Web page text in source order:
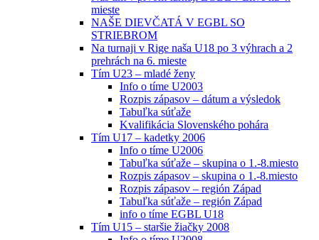
mieste
NAŠE DIEVČATÁ V EGBL SO
STRIEBROM
Na turnaji v Rige naša U18 po 3 výhrach a 2
prehrách na 6. mieste
Tím U23 – mladé ženy
Info o tíme U2003
Rozpis zápasov – dátum a výsledok
Tabuľka súťaže
Kvalifikácia Slovenského pohára
Tím U17 – kadetky 2006
Info o tíme U2006
Tabuľka súťaže – skupina o 1.-8.miesto
Rozpis zápasov – skupina o 1.-8.miesto
Rozpis zápasov – región Západ
Tabuľka súťaže – región Západ
info o tíme EGBL U18
Tím U15 – staršie žiačky 2008